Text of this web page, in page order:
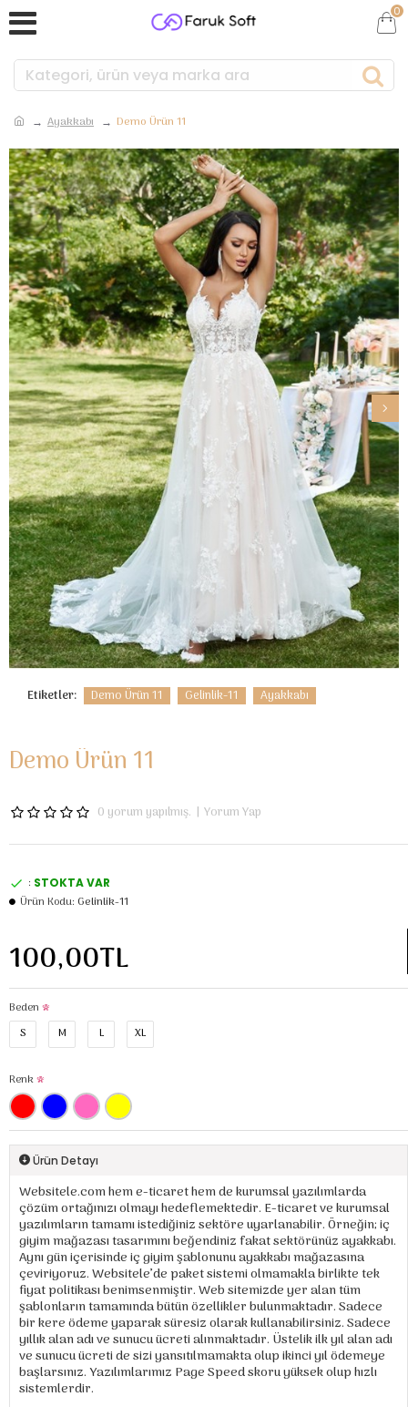
0
Ayakkabı Demo Ürün 11
Etiketler: Demo Ürün 11 Gelinlik-11 Ayakkabı
Demo Ürün 11
0 yorum yapılmış. | Yorum Yap
100,00TL
: STOKTA VAR
Ürün Kodu: Gelinlik-11
Beden
S M L XL
Renk
Ürün Detayı
Websitele.com hem e-ticaret hem de kurumsal yazılımlarda
çözüm ortağınızı olmayı hedeflemektedir. E-ticaret ve kurumsal
yazılımların tamamı istediğiniz sektöre uyarlanabilir. Örneğin; iç
giyim mağazası tasarımını beğendiniz fakat sektörünüz ayakkabı.
Aynı gün içerisinde iç giyim şablonunu ayakkabı mağazasına
çeviriyoruz. Websitele’de paket sistemi olmamakla birlikte tek
fiyat politikası benimsenmiştir. Web sitemizde yer alan tüm
şablonların tamamında bütün özellikler bulunmaktadır. Sadece
bir kere ödeme yaparak süresiz olarak kullanabilirsiniz. Sadece
yıllık alan adı ve sunucu ücreti alınmaktadır. Üstelik ilk yıl alan adı
ve sunucu ücreti de sizi yansıtılmamakta olup ikinci yıl ödemeye
başlarsınız. Yazılımlarımız Page Speed skoru yüksek olup hızlı
sistemlerdir.